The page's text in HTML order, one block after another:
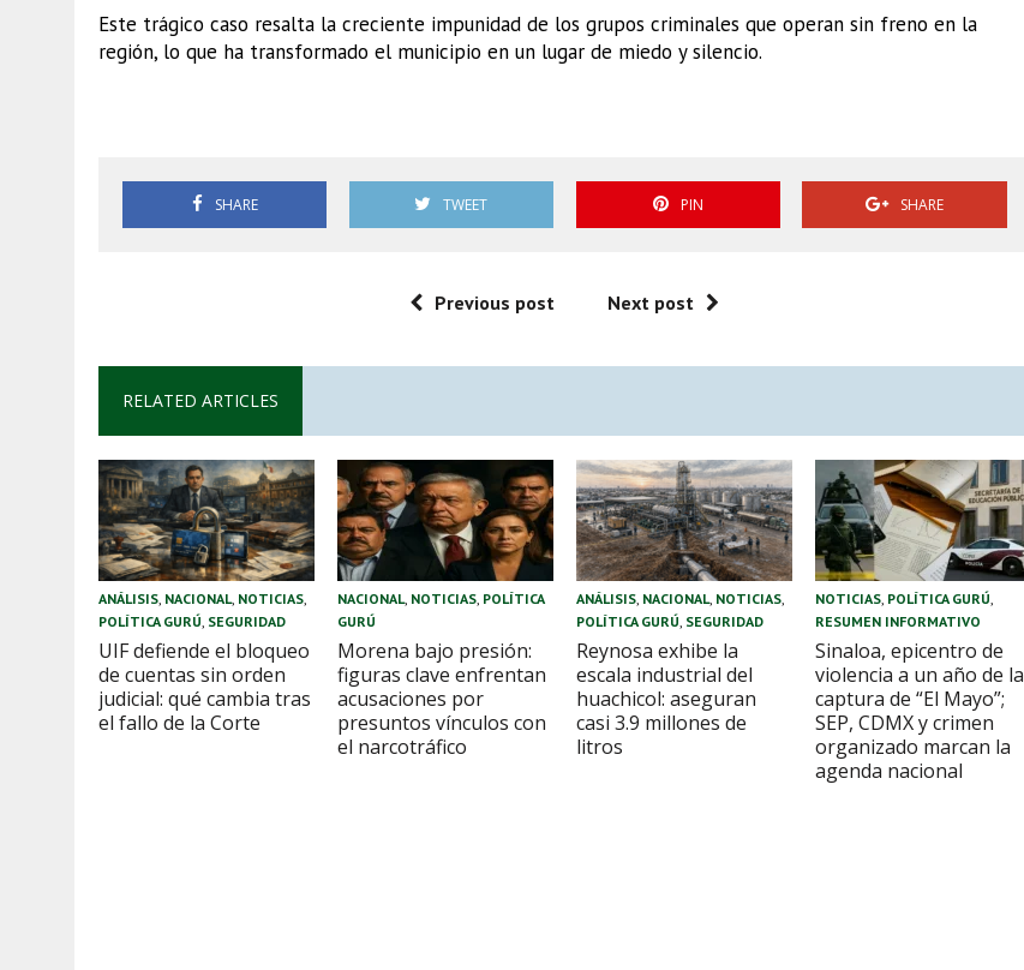
Este trágico caso resalta la creciente impunidad de los grupos criminales que operan sin freno en la
región, lo que ha transformado el municipio en un lugar de miedo y silencio.
SHARE TWEET PIN SHARE
Previous post Next post
RELATED ARTICLES
ANÁLISIS, NACIONAL, NOTICIAS,
POLÍTICA GURÚ, SEGURIDAD
UIF defiende el bloqueo
de cuentas sin orden
judicial: qué cambia tras
el fallo de la Corte
NACIONAL, NOTICIAS, POLÍTICA
GURÚ
Morena bajo presión:
figuras clave enfrentan
acusaciones por
presuntos vínculos con
el narcotráfico
ANÁLISIS, NACIONAL, NOTICIAS,
POLÍTICA GURÚ, SEGURIDAD
Reynosa exhibe la
escala industrial del
huachicol: aseguran
casi 3.9 millones de
litros
NOTICIAS, POLÍTICA GURÚ,
RESUMEN INFORMATIVO
Sinaloa, epicentro de
violencia a un año de la
captura de “El Mayo”;
SEP, CDMX y crimen
organizado marcan la
agenda nacional